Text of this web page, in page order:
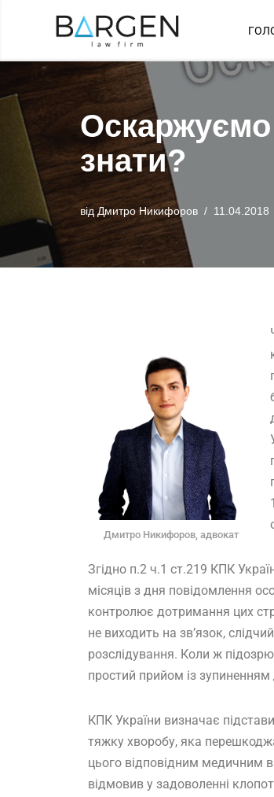
до
Оскаржуємо
знати?
відДмитро Никифоров 11.04.2018
Дмитро Никифоров, адвокат
Згідно п.2 ч.1 ст.219 КПК
місяців з дня повідомлення
контролює дотримання цих
не виходить на зв’язок,
розслідування. Коли ж
простий прийом із зупиненням
КПК України визначає
тяжку хворобу, яка
цього відповідним медичним
відмовив у задоволенні